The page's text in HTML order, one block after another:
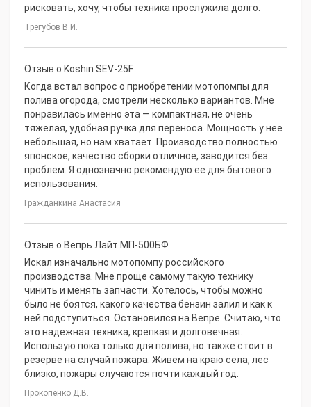
рисковать, хочу, чтобы техника прослужила долго.
Трегубов В.И.
Отзыв о Koshin SEV-25F
Когда встал вопрос о приобретении мотопомпы для
полива огорода, смотрели несколько вариантов. Мне
понравилась именно эта — компактная, не очень
тяжелая, удобная ручка для переноса. Мощность у нее
небольшая, но нам хватает. Производство полностью
японское, качество сборки отличное, заводится без
проблем. Я однозначно рекомендую ее для бытового
использования.
Гражданкина Анастасия
Отзыв о Вепрь Лайт МП-500БФ
Искал изначально мотопомпу российского
производства. Мне проще самому такую технику
чинить и менять запчасти. Хотелось, чтобы можно
было не боятся, какого качества бензин залил и как к
ней подступиться. Остановился на Вепре. Считаю, что
это надежная техника, крепкая и долговечная.
Использую пока только для полива, но также стоит в
резерве на случай пожара. Живем на краю села, лес
близко, пожары случаются почти каждый год.
Прокопенко Д.В.